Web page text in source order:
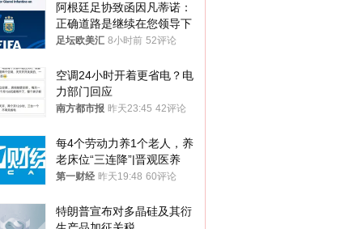
阿根廷足协致函因凡蒂诺：
正确道路是继续在您领导下
足坛欧美汇 8小时前 52评论
空调24小时开着更省电？电
力部门回应
南方都市报 昨天23:45 42评论
每4个劳动力养1个老人，养
老床位“三连降”|晋观医养
第一财经 昨天19:48 60评论
特朗普宣布对多晶硅及其衍